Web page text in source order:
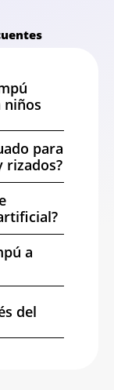
niños
para
rizados?
a
del